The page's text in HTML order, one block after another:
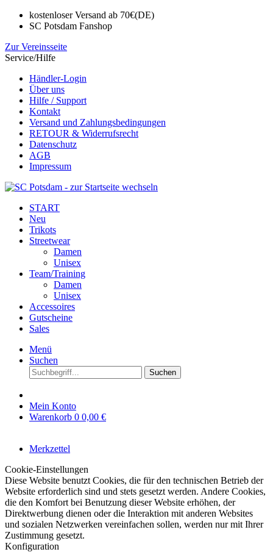
kostenloser Versand ab 70€(DE)
SC Potsdam Fanshop
Zur Vereinsseite
Service/Hilfe
Händler-Login
Über uns
Hilfe / Support
Kontakt
Versand und Zahlungsbedingungen
RETOUR & Widerrufsrecht
Datenschutz
AGB
Impressum
START
Neu
Trikots
Streetwear
Damen
Unisex
Team/Training
Damen
Unisex
Accessoires
Gutscheine
Sales
Menü
Suchen
Suchen
Mein Konto
Warenkorb 0 0,00 €
Merkzettel
Cookie-Einstellungen
Diese Website benutzt Cookies, die für den technischen Betrieb der
Website erforderlich sind und stets gesetzt werden. Andere Cookies,
die den Komfort bei Benutzung dieser Website erhöhen, der
Direktwerbung dienen oder die Interaktion mit anderen Websites
und sozialen Netzwerken vereinfachen sollen, werden nur mit Ihrer
Zustimmung gesetzt.
Konfiguration